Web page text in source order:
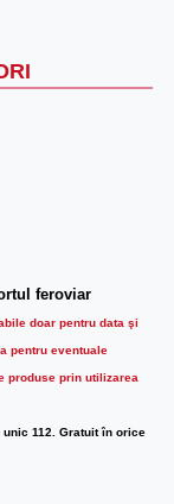
feroviar
doar pentru data şi
pentru eventuale
produse prin utilizarea
112. Gratuit în orice